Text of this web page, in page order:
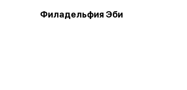
Филадельфия Эби